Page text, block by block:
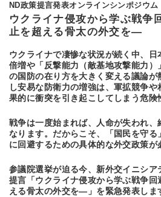
ND政策提言発表オンラインシンポジウム
ウクライナ侵攻から学ぶ戦
止を超える骨太の外交を―
ウクライナで凄惨な状況が続く中、
倍増や「反撃能力（敵基地攻撃能力
の国防の在り方を大きく変える議論
し安易な防衛力の増強は、軍拡競争
果的に衝突を引き起こしてしまう危険
戦争は一度始まれば、人命が失われ、
なります。だからこそ、「国民を守る
に回避するための具体的な外交政策が
参議院選挙が迫る今、新外交イニシ
提言「ウクライナ侵攻から学ぶ戦争
える骨太の外交を―」を緊急発表しま